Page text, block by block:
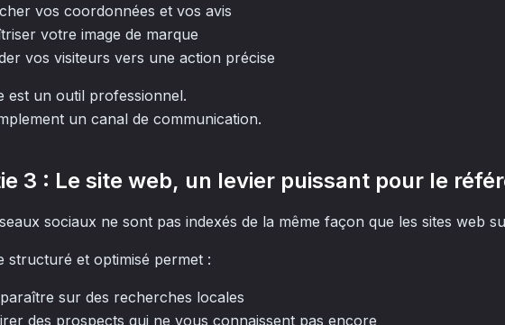
vos coordonnées et vos avis
votre image de marque
vos visiteurs vers une action précise
est un outil professionnel.
un canal de communication.
3 : Le site web, un levier puissant pour le
sociaux ne sont pas indexés de la même façon que les sites web
structuré et optimisé permet :
sur des recherches locales
des prospects qui ne vous connaissent pas encore